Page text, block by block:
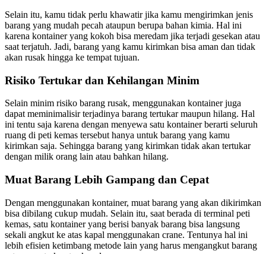
Selain itu, kamu tidak perlu khawatir jika kamu mengirimkan jenis
barang yang mudah pecah ataupun berupa bahan kimia. Hal ini
karena kontainer yang kokoh bisa meredam jika terjadi gesekan atau
saat terjatuh. Jadi, barang yang kamu kirimkan bisa aman dan tidak
akan rusak hingga ke tempat tujuan.
Risiko Tertukar dan Kehilangan Minim
Selain minim risiko barang rusak, menggunakan kontainer juga
dapat meminimalisir terjadinya barang tertukar maupun hilang. Hal
ini tentu saja karena dengan menyewa satu kontainer berarti seluruh
ruang di peti kemas tersebut hanya untuk barang yang kamu
kirimkan saja. Sehingga barang yang kirimkan tidak akan tertukar
dengan milik orang lain atau bahkan hilang.
Muat Barang Lebih Gampang dan Cepat
Dengan menggunakan kontainer, muat barang yang akan dikirimkan
bisa dibilang cukup mudah. Selain itu, saat berada di terminal peti
kemas, satu kontainer yang berisi banyak barang bisa langsung
sekali angkut ke atas kapal menggunakan crane. Tentunya hal ini
lebih efisien ketimbang metode lain yang harus mengangkut barang